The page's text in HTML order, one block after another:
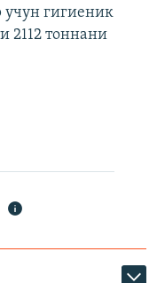
учун гигиеник
2112 тоннани